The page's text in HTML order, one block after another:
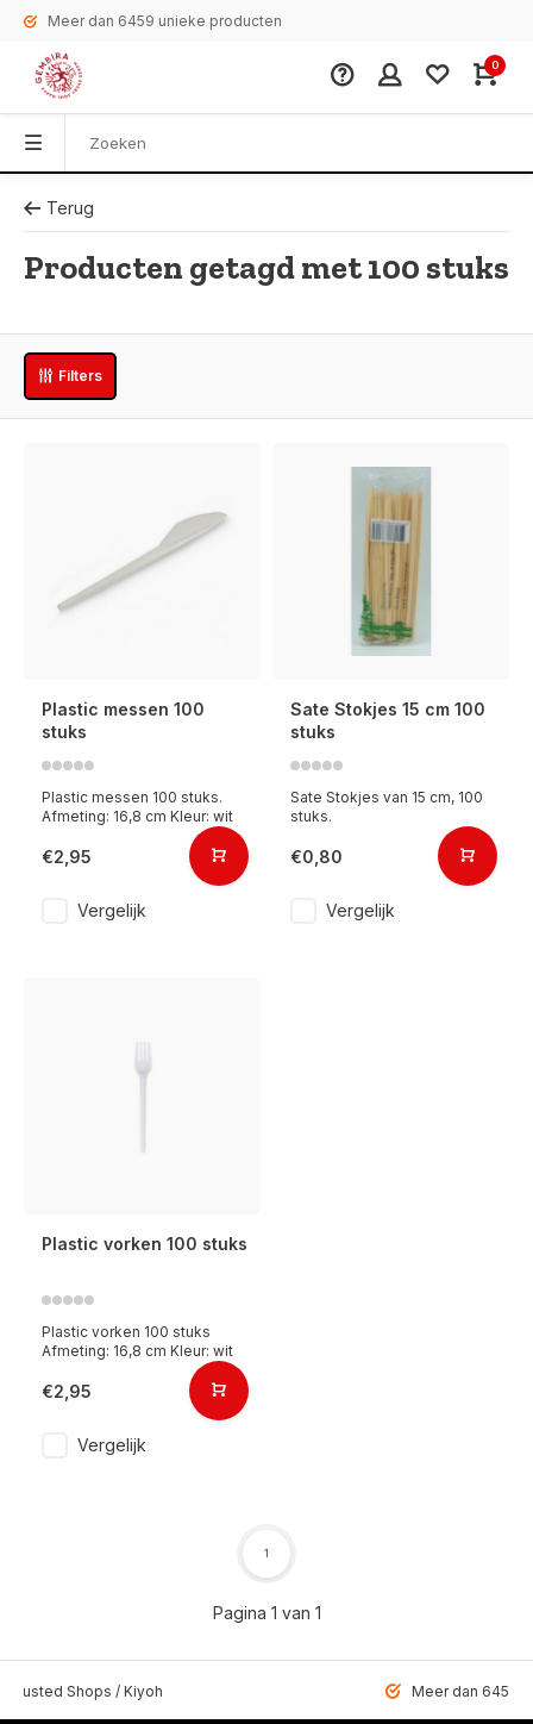
Meer dan 6459 unieke producten
0
Terug
Producten getagd met 100 stuks
Filters
Plastic messen 100
stuks
Plastic messen 100 stuks.
Afmeting: 16,8 cm Kleur: wit
€2,95
Vergelijk
Sate Stokjes 15 cm 100
stuks
Sate Stokjes van 15 cm, 100
stuks.
€0,80
Vergelijk
Plastic vorken 100 stuks
Plastic vorken 100 stuks
Afmeting: 16,8 cm Kleur: wit
€2,95
Vergelijk
Pagina 1 van 1
1
Shops / Kiyoh Meer dan 6459